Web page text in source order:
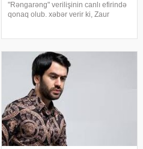
"Rəngarəng" verilişinin canlı efirində
qonaq olub. xəbər verir ki, Zaur
haqda danışmaq istəmədiyin